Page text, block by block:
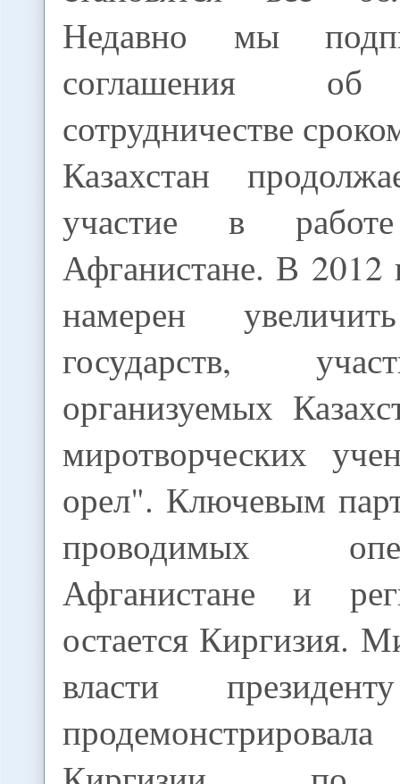
Недавно мы
соглашения об
сотрудничестве
Казахстан
участие в
Афганистане. В 2012
намерен
государств,
организуемых
миротворческих
орел". Ключевым
проводимых
Афганистане и
остается Киргизия.
власти